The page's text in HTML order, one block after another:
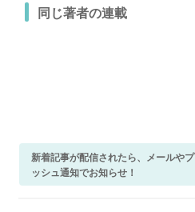
同じ著者の連載
新着記事が配信されたら、メールやプ
ッシュ通知でお知らせ！